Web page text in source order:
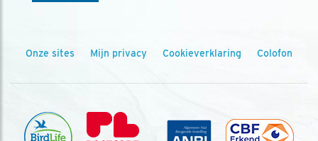
Onze sites Mijn privacy Cookieverklaring Colofon